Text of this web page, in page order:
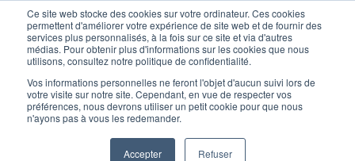
Ce site web stocke des cookies sur votre ordinateur. Ces cookies
permettent d'améliorer votre expérience de site web et de fournir des
services plus personnalisés, à la fois sur ce site et via d'autres
médias. Pour obtenir plus d'informations sur les cookies que nous
utilisons, consultez notre politique de confidentialité.
Vos informations personnelles ne feront l'objet d'aucun suivi lors de
votre visite sur notre site. Cependant, en vue de respecter vos
préférences, nous devrons utiliser un petit cookie pour que nous
n'ayons pas à vous les redemander.
Accepter Refuser
Passer
contenu
Nos offres
Formation
Définition de la Cooptation
Home Glossary Cooptation